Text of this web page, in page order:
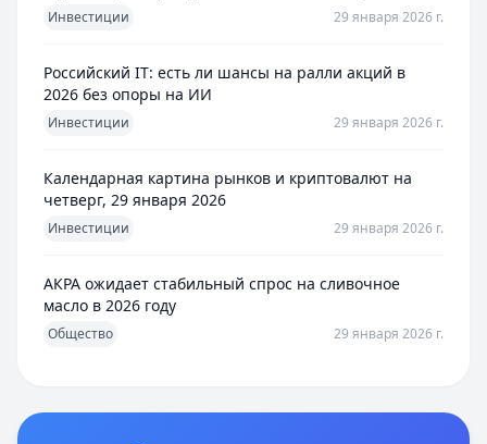
Инвестиции 29 января 2026 г.
Российский IT: есть ли шансы на ралли акций в
2026 без опоры на ИИ
Инвестиции 29 января 2026 г.
Календарная картина рынков и криптовалют на
четверг, 29 января 2026
Инвестиции 29 января 2026 г.
АКРА ожидает стабильный спрос на сливочное
масло в 2026 году
Общество 29 января 2026 г.